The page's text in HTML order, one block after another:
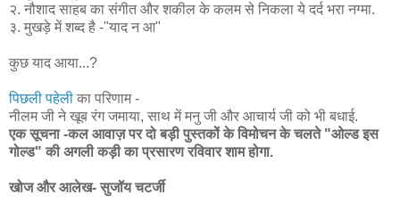
२. नौशाद साहब का संगीत और शकील के कलम से निकला ये दर्द भरा नग्मा.
३. मुखड़े में शब्द है -"याद न आ"
कुछ याद आया...?
पिछली पहेली का परिणाम -
नीलम जी ने खूब रंग जमाया, साथ में मनु जी और आचार्य जी को भी बधाई.
एक सूचना -कल आवाज़ पर दो बड़ी पुस्तकों के विमोचन के चलते "ओल्ड इस
गोल्ड" की अगली कड़ी का प्रसारण रविवार शाम होगा.
खोज और आलेख- सुजॉय चटर्जी